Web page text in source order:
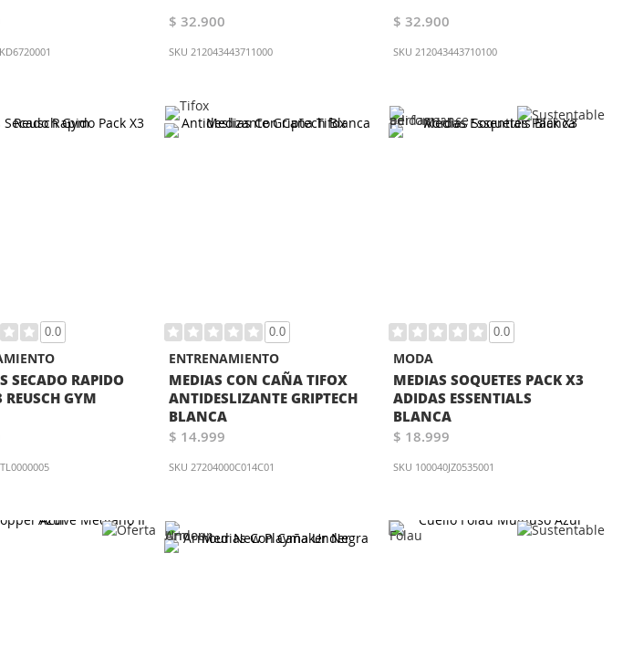
$ 32.900
SKU 212043443711000
$ 32.900
SKU 212043443710100
0.0
SECADO RAPIDO
REUSCH GYM
0.0
ENTRENAMIENTO
MEDIAS CON CAÑA TIFOX
ANTIDESLIZANTE GRIPTECH
BLANCA
$ 14.999
SKU 27204000C014C01
0.0
MODA
MEDIAS SOQUETES PACK X3
ADIDAS ESSENTIALS
BLANCA
$ 18.999
SKU 100040JZ0535001